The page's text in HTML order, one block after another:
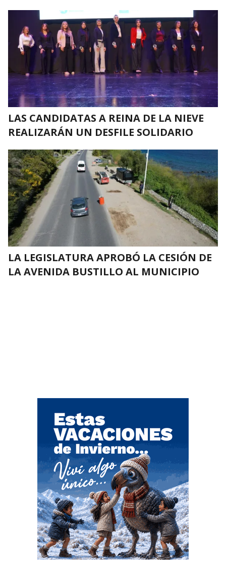
LAS CANDIDATAS A REINA DE LA NIEVE
REALIZARÁN UN DESFILE SOLIDARIO
LA LEGISLATURA APROBÓ LA CESIÓN DE
LA AVENIDA BUSTILLO AL MUNICIPIO